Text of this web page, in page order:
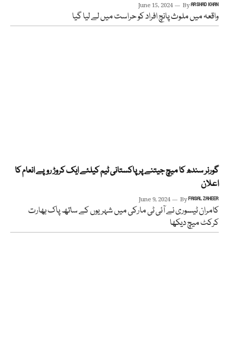
June 15, 2024 ByARSHAD KHAN
واقعہ میں ملوث پانچ افراد کو حراست میں لے لیا گیا
گورنر سندھ کا میچ جیتنے پر پاکستانی ٹیم کیلئے ایک کروڑ روپے انعام کا
اعلان
June 9, 2024 ByFAISAL ZAHEER
کامران ٹیسوری نے آئی ٹی مارکی میں شہریوں کے ساتھ پاک بھارت
کرکٹ میچ دیکھا